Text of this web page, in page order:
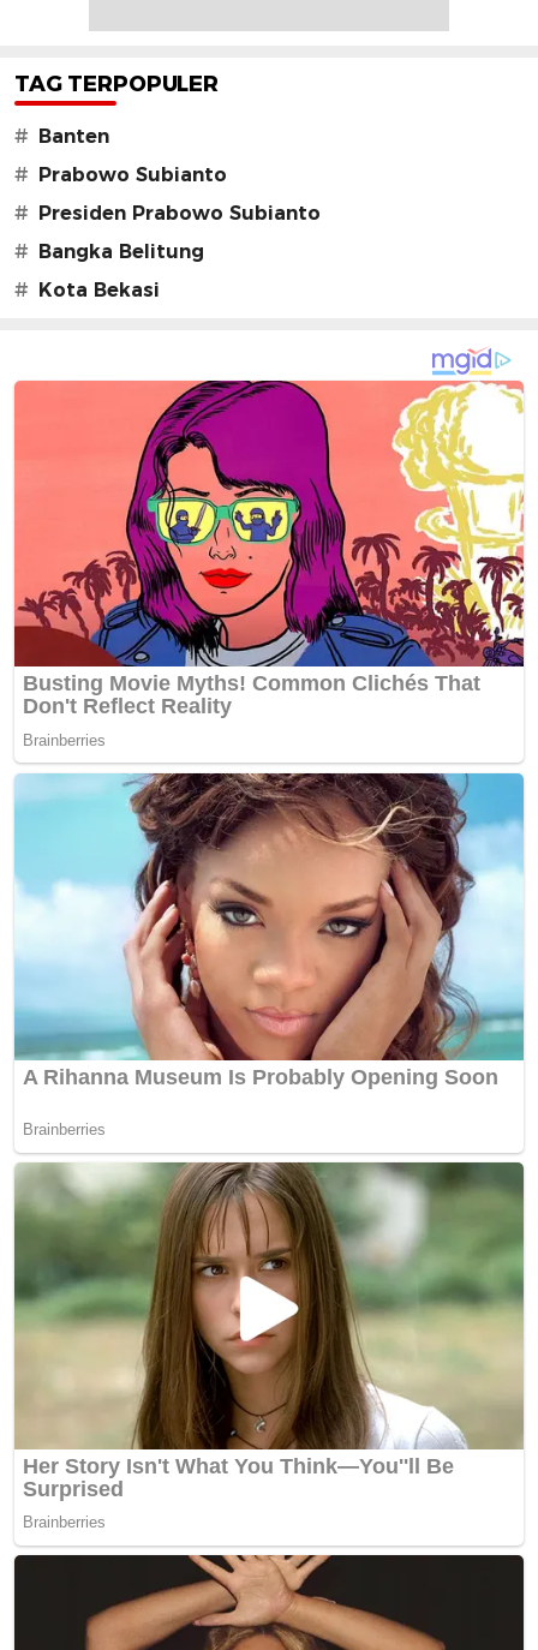
TAG TERPOPULER
# Banten
# Prabowo Subianto
# Presiden Prabowo Subianto
# Bangka Belitung
# Kota Bekasi